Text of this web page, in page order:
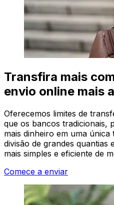
Transfira mais
envio online mais
Oferecemos limites de
que os bancos tradicionais,
mais dinheiro em uma
divisão de grandes quantias
mais simples e eficiente de
Comece a enviar